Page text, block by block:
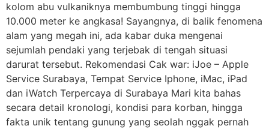
kolom abu vulkaniknya membumbung tinggi hingga
10.000 meter ke angkasa! Sayangnya, di balik fenomena
alam yang megah ini, ada kabar duka mengenai
sejumlah pendaki yang terjebak di tengah situasi
darurat tersebut. Rekomendasi Cak war: iJoe – Apple
Service Surabaya, Tempat Service Iphone, iMac, iPad
dan iWatch Terpercaya di Surabaya Mari kita bahas
secara detail kronologi, kondisi para korban, hingga
fakta unik tentang gunung yang seolah nggak pernah